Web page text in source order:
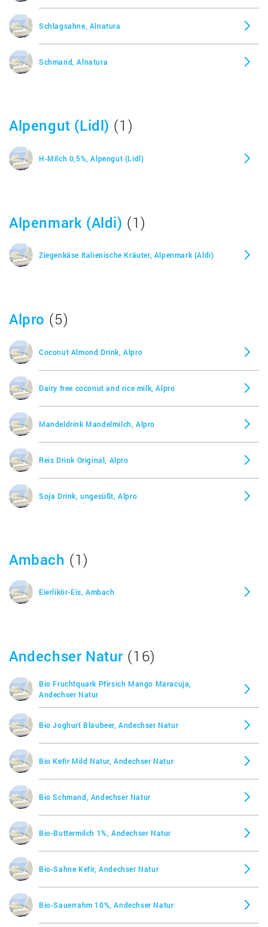
Schlagsahne, Alnatura
Schmand, Alnatura
Alpengut (Lidl) (1)
H-Milch 0,5%, Alpengut (Lidl)
Alpenmark (Aldi) (1)
Ziegenkäse Italienische Kräuter, Alpenmark (Aldi)
Alpro (5)
Coconut Almond Drink, Alpro
Dairy free coconut and rice milk, Alpro
Mandeldrink Mandelmilch, Alpro
Reis Drink Original, Alpro
Soja Drink, ungesüßt, Alpro
Ambach (1)
Eierlikör-Eis, Ambach
Andechser Natur (16)
Bio Fruchtquark Pfirsich Mango Maracuja,
Andechser Natur
Bio Joghurt Blaubeer, Andechser Natur
Bio Kefir Mild Natur, Andechser Natur
Bio Schmand, Andechser Natur
Bio-Buttermilch 1%, Andechser Natur
Bio-Sahne Kefir, Andechser Natur
Bio-Sauerrahm 10%, Andechser Natur